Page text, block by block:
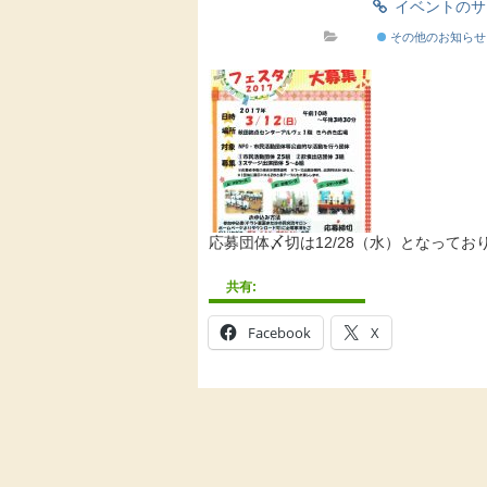
イベントの
その他のお知らせ
応募団体〆切は12/28（水）となってお
共有:
Facebook X